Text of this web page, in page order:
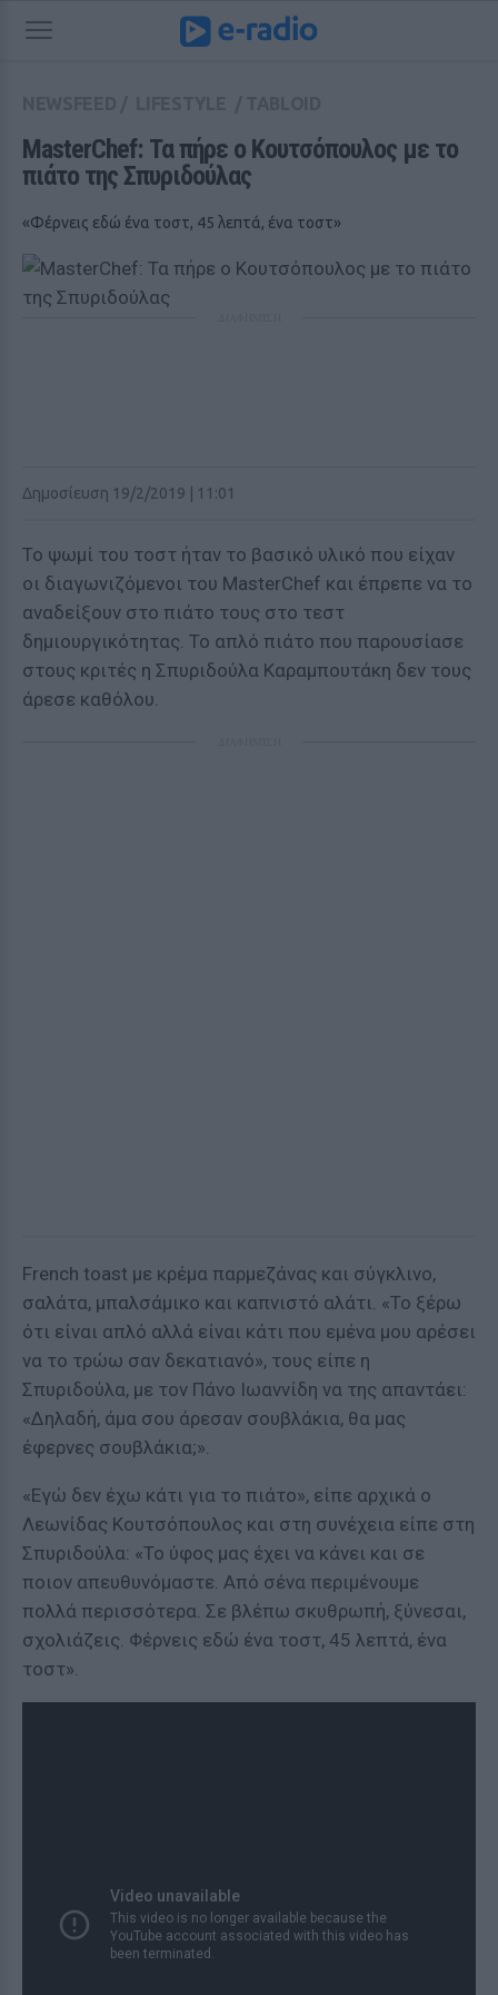
MasterChef: Τα πήρε ο Κουτσόπουλος με το
πιάτο της Σπυριδούλας
«Φέρνεις εδώ ένα τοστ, 45 λεπτά, ένα τοστ»
Δημοσίευση 19/2/2019 | 11:01
Το ψωμί του τοστ ήταν το βασικό υλικό που είχαν
οι διαγωνιζόμενοι του MasterChef και έπρεπε να το
αναδείξουν στο πιάτο τους στο τεστ
δημιουργικότητας. Το απλό πιάτο που παρουσίασε
στους κριτές η Σπυριδούλα Καραμπουτάκη δεν τους
άρεσε καθόλου.
French toast με κρέμα παρμεζάνας και σύγκλινο,
σαλάτα, μπαλσάμικο και καπνιστό αλάτι. «Το ξέρω
ότι είναι απλό αλλά είναι κάτι που εμένα μου αρέσει
να το τρώω σαν δεκατιανό», τους είπε η
Σπυριδούλα, με τον Πάνο Ιωαννίδη να της απαντάει:
«Δηλαδή, άμα σου άρεσαν σουβλάκια, θα μας
έφερνες σουβλάκια;».
«Εγώ δεν έχω κάτι για το πιάτο», είπε αρχικά ο
Λεωνίδας Κουτσόπουλος και στη συνέχεια είπε στη
Σπυριδούλα: «Το ύφος μας έχει να κάνει και σε
ποιον απευθυνόμαστε. Από σένα περιμένουμε
πολλά περισσότερα. Σε βλέπω σκυθρωπή, ξύνεσαι,
σχολιάζεις. Φέρνεις εδώ ένα τοστ, 45 λεπτά, ένα
τοστ».